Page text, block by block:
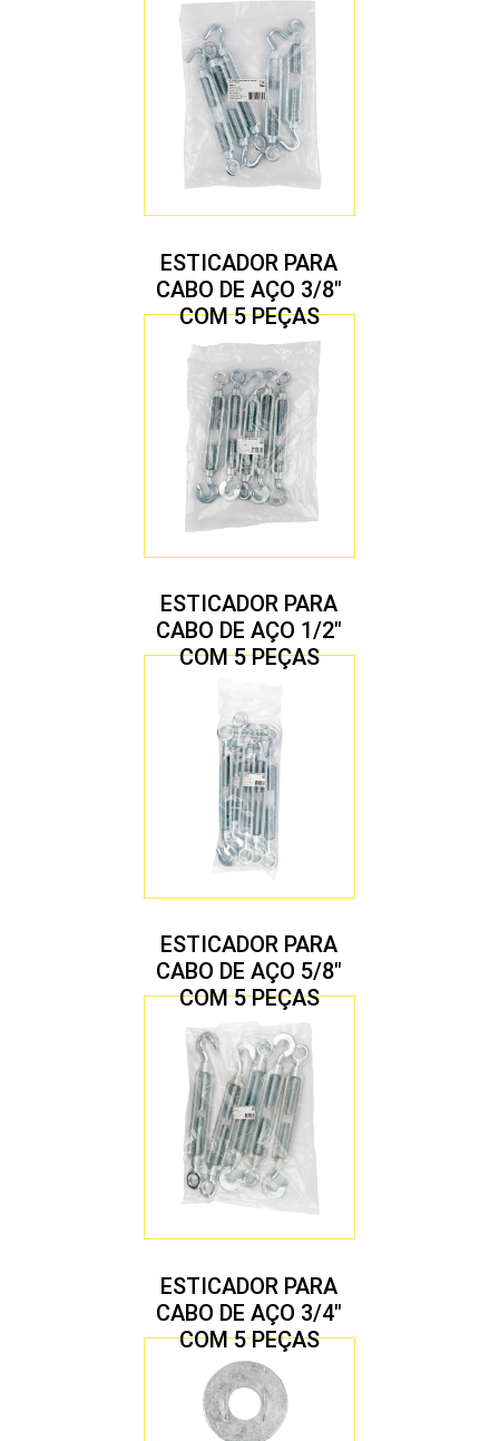
ESTICADOR PARA
CABO DE AÇO 3/8″
COM 5 PEÇAS
ESTICADOR PARA
CABO DE AÇO 1/2″
COM 5 PEÇAS
ESTICADOR PARA
CABO DE AÇO 5/8″
COM 5 PEÇAS
ESTICADOR PARA
CABO DE AÇO 3/4″
COM 5 PEÇAS